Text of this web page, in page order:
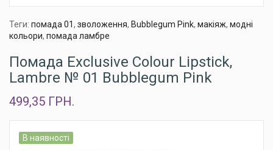
Теги: помада 01, зволоження, Bubblegum Pink, макіяж, модні
кольори, помада ламбре
Помада Exclusive Colour Lipstick,
Lambre № 01 Bubblegum Pink
499,35 ГРН.
В наявності